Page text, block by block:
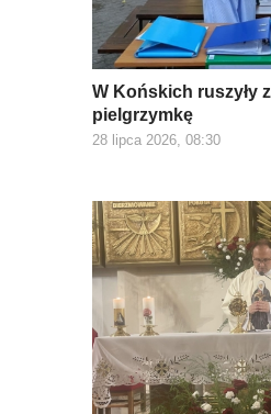
W Końskich ruszyły
pielgrzymkę
28 lipca 2026, 08:30